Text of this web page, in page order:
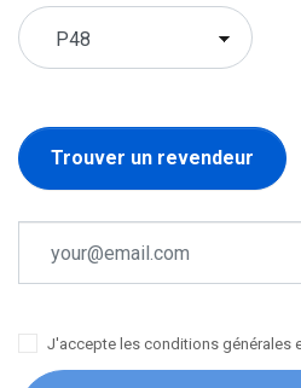
Trouver un revendeur
J'accepte les conditions générales